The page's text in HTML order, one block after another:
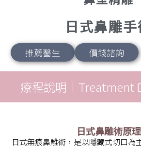
日式鼻雕手
推薦醫生 價錢諮詢
療程說明｜Treatment
日式鼻雕術原理
日式無痕鼻雕術，是以隱藏式切口為